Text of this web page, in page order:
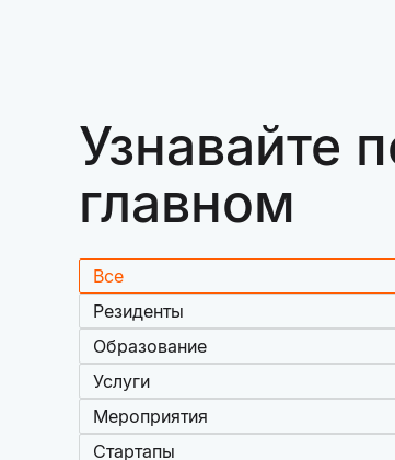
Узнавайте
главном
Все
Резиденты
Образование
Услуги
Мероприятия
Стартапы